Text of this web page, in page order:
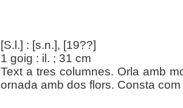
[S.l.] : [s.n.], [19??]
1 goig : il. ; 31 cm
Text a tres columnes. Orla amb
ornada amb dos flors. Consta